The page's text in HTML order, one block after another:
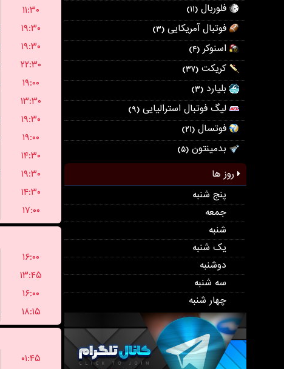
فلوربال (۱۱)
فوتبال آمریکایی (۳)
اسنوکر (۴)
کریکت (۳۷)
بلیارد (۳)
لیگ فوتبال استرالیایی (۹)
فوتسال (۲۱)
بدمینتون (۵)
روز ها
پنج شنبه
جمعه
شنبه
یک شنبه
دوشنبه
سه شنبه
چهار شنبه
۱۱:۳۰
۱۹:۳۰
۱۹:۳۰
۲۲:۳۰
۱۹:۰۰
۱۳:۳۰
۱۹:۳۰
۱۹:۰۰
۱۴:۳۰
۱۹:۳۰
۱۴:۳۰
۱۷:۰۰
۱۶:۰۰
۱۳:۴۵
۱۶:۰۰
۱۸:۱۵
۰۱:۴۵